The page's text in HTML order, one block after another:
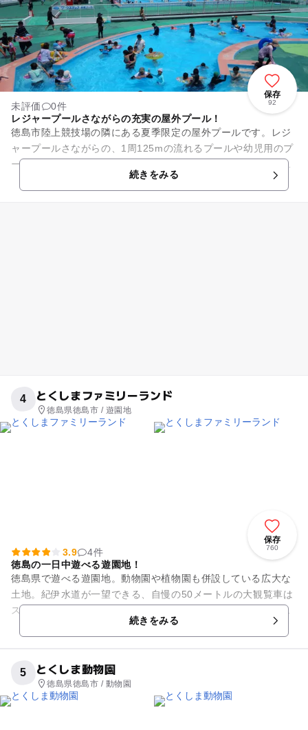
保存
92
未評価
0件
レジャープールさながらの充実の屋外プール！
徳島市陸上競技場の隣にある夏季限定の屋外プールです。レジ
ャープールさながらの、1周125mの流れるプールや幼児用のプ
ールなど、夏休みのお出かけ先にはピッタリ！他に、50mプー
続きをみる
4 とくしまファミリーランド
徳島県徳島市 / 遊園地
保存
760
3.9
4件
徳島の一日中遊べる遊園地！
徳島県で遊べる遊園地。動物園や植物園も併設している広大な
土地。紀伊水道が一望できる、自慢の50メートルの大観覧車は
スケルトンで外が見渡せるのがおしゃれ！園内は、メリーゴー
ランド、ローラーコースタ...続きをみる
5 とくしま動物園
徳島県徳島市 / 動物園